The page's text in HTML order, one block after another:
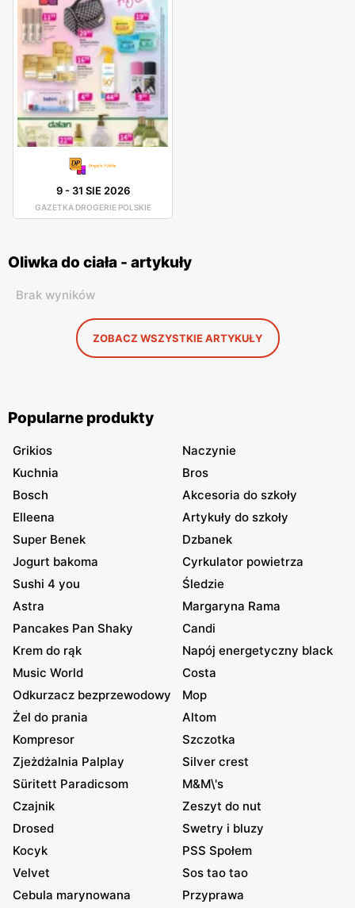
9- 31 SIE 2026
GAZETKA DROGERIE POLSKIE
Oliwka do ciała - artykuły
Brak wyników
ZOBACZ WSZYSTKIE ARTYKUŁY
Popularne produkty
Grikios
Naczynie
Kuchnia
Bros
Bosch
Akcesoria do szkoły
Elleena
Artykuły do szkoły
Super Benek
Dzbanek
Jogurt bakoma
Cyrkulator powietrza
Sushi 4 you
Śledzie
Astra
Margaryna Rama
Pancakes Pan Shaky
Candi
Krem do rąk
Napój energetyczny black
Music World
Costa
Odkurzacz bezprzewodowy
Mop
Żel do prania
Altom
Kompresor
Szczotka
Zjeżdżalnia Palplay
Silver crest
Süritett Paradicsom
M&M\'s
Czajnik
Zeszyt do nut
Drosed
Swetry i bluzy
Kocyk
PSS Społem
Velvet
Sos tao tao
Cebula marynowana
Przyprawa